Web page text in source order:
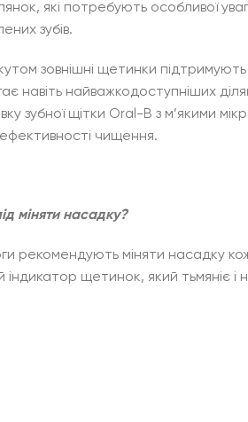
які потребують особливої
зубів.
кутом зовнішні щетинки
навіть найважкодоступніших
зубної щітки Oral-B з м’якими
чищення.
міняти насадку?
рекомендують міняти насадку
індикатор щетинок, який тьмяніє і